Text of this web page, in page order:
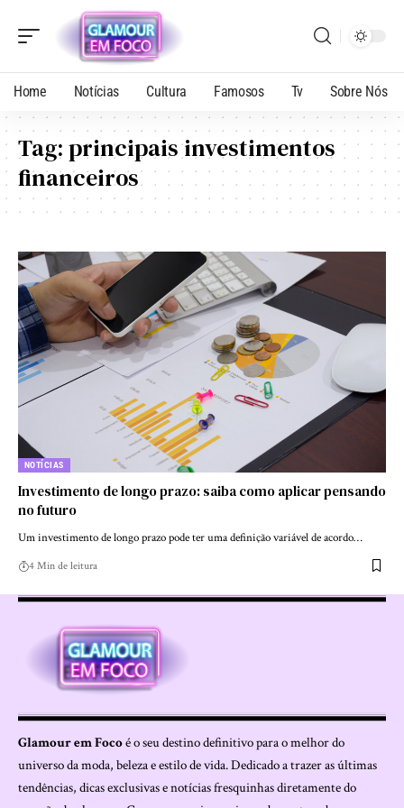
Home Notícias Cultura Famosos Tv Sobre Nós
Tag:principais investimentos
financeiros
NOTÍCIAS
Investimento de longo prazo: saiba como aplicar pensando
no futuro
Um investimento de longo prazo pode ter uma definição variável de acordo…
4 Min de leitura
Glamour em Focoé o seu destino definitivo para o melhor do
universo da moda, beleza e estilo de vida. Dedicado a trazer as últimas
tendências, dicas exclusivas e notícias fresquinhas diretamente do